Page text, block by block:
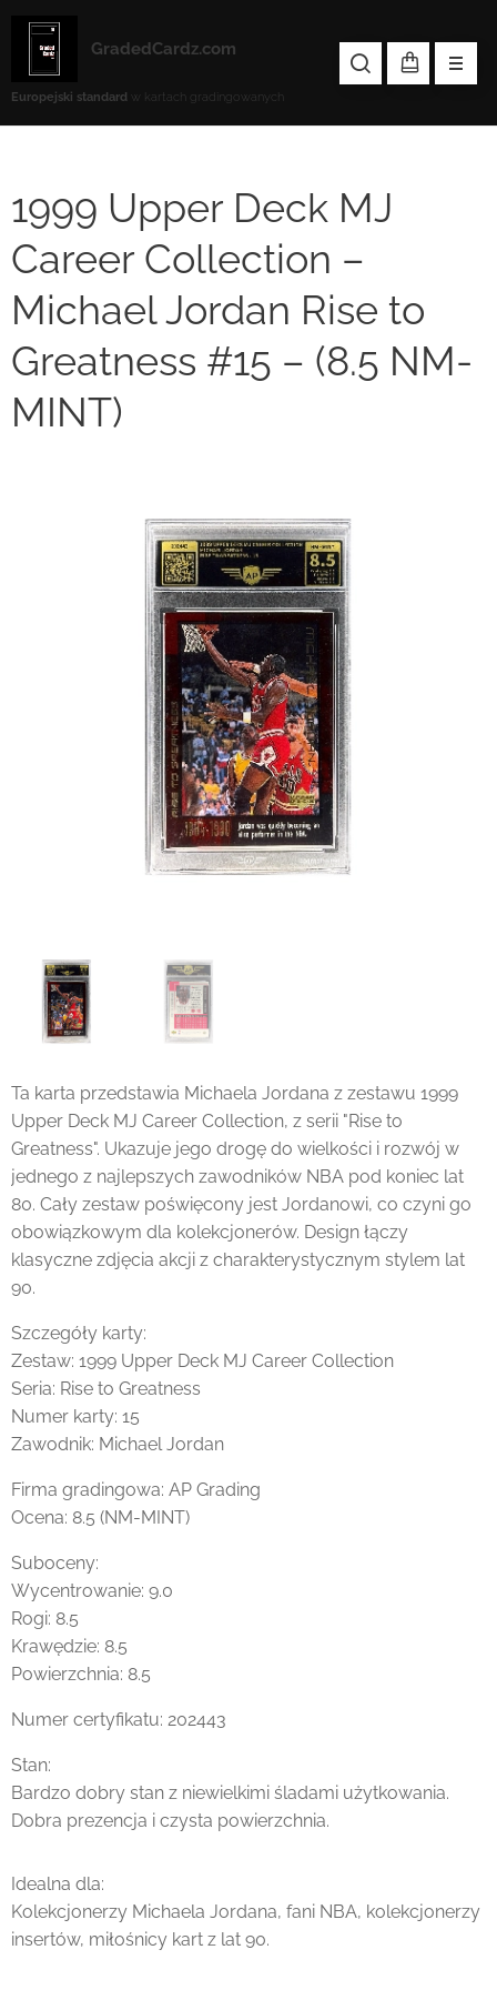
GradedCardz.com
Europejski standard w kartach gradingowanych
1999 Upper Deck MJ
Career Collection –
Michael Jordan Rise to
Greatness #15 – (8.5 NM-
MINT)
Ta karta przedstawia Michaela Jordana z zestawu 1999
Upper Deck MJ Career Collection, z serii "Rise to
Greatness". Ukazuje jego drogę do wielkości i rozwój w
jednego z najlepszych zawodników NBA pod koniec lat
80. Cały zestaw poświęcony jest Jordanowi, co czyni go
obowiązkowym dla kolekcjonerów. Design łączy
klasyczne zdjęcia akcji z charakterystycznym stylem lat
90.
Szczegóły karty:
Zestaw: 1999 Upper Deck MJ Career Collection
Seria: Rise to Greatness
Numer karty: 15
Zawodnik: Michael Jordan
Firma gradingowa: AP Grading
Ocena: 8.5 (NM-MINT)
Suboceny:
Wycentrowanie: 9.0
Rogi: 8.5
Krawędzie: 8.5
Powierzchnia: 8.5
Numer certyfikatu: 202443
Stan:
Bardzo dobry stan z niewielkimi śladami użytkowania.
Dobra prezencja i czysta powierzchnia.
Idealna dla:
Kolekcjonerzy Michaela Jordana, fani NBA, kolekcjonerzy
insertów, miłośnicy kart z lat 90.